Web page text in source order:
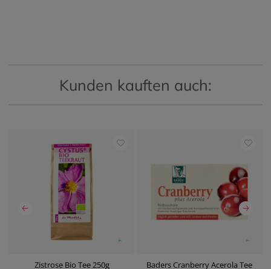
Kunden kauften auch:
Zistrose Bio Tee 250g
Baders Cranberry Acerola Tee